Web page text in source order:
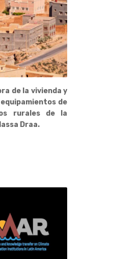
de la vivienda y
de
rurales de la
Draa.